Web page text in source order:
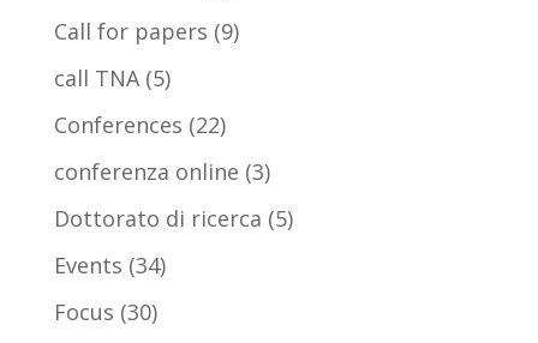
Call for papers (9)
call TNA(5)
Conferences (22)
conferenza online (3)
Dottorato di ricerca (5)
Events (34)
Focus (30)